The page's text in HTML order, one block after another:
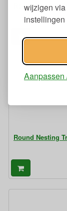
wijzigen
Aanpassen
Round Nesting
Round Nesting